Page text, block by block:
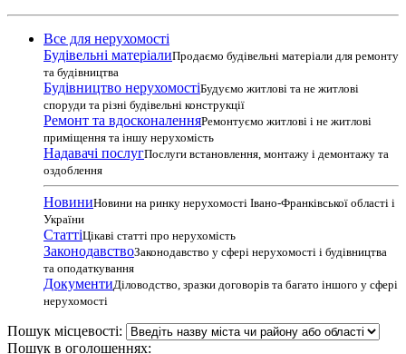
Все для нерухомості
Будівельні матеріалиПродаємо будівельні матеріали для ремонту
та будівництва
Будівництво нерухомостіБудуємо житлові та не житлові
споруди та різні будівельні конструкції
Ремонт та вдосконаленняРемонтуємо житлові і не житлові
приміщення та іншу нерухомість
Надавачі послугПослуги встановлення, монтажу і демонтажу та
оздоблення
НовиниНовини на ринку нерухомості Івано-Франківської області і
України
СтаттіЦікаві статті про нерухомість
ЗаконодавствоЗаконодавство у сфері нерухомості і будівництва
та оподаткування
ДокументиДіловодство, зразки договорів та багато іншого у сфері
нерухомості
Пошук місцевості:
Пошук в оголошеннях: